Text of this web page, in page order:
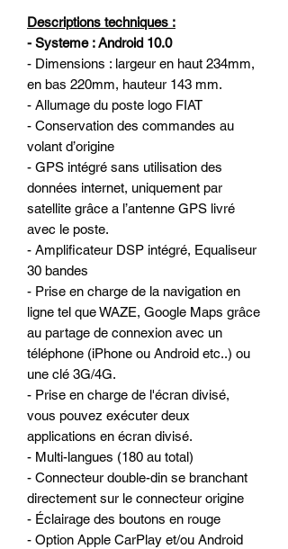
Descriptions techniques :
- Systeme : Android 10.0
- Dimensions : largeur en haut 234mm,
en bas 220mm, hauteur 143 mm.
- Allumage du poste logo FIAT
- Conservation des commandes au
volant d’origine
- GPS intégré sans utilisation des
données internet, uniquement par
satellite grâce a l’antenne GPS livré
avec le poste.
- Amplificateur DSP intégré, Equaliseur
30 bandes
- Prise en charge de la navigation en
ligne tel que WAZE, Google Maps grâce
au partage de connexion avec un
téléphone (iPhone ou Android etc..) ou
une clé 3G/4G.
- Prise en charge de l'écran divisé,
vous pouvez exécuter deux
applications en écran divisé.
- Multi-langues (180 au total)
- Connecteur double-din se branchant
directement sur le connecteur origine
- Éclairage des boutons en rouge
- Option Apple CarPlay et/ou Android